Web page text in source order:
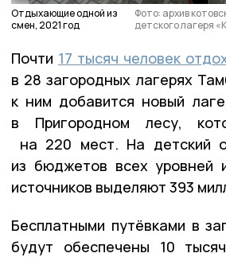
Отдыхающие одной из
смен, 2021 год
Фото: архив
детского лагеря
Почти 17 тысяч человек
в 28 загородных лагерях
к ним добавится новый
в Пригородном лесу,
на 220 мест. На детский
из бюджетов всех уровней
источников выделяют 393
Бесплатными путёвками в
будут обеспечены 10